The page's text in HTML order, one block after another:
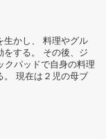
生かし、 料理やグル
をする。 その後、ジ
クパッドで自身の料理
。 現在は２児の母ブ